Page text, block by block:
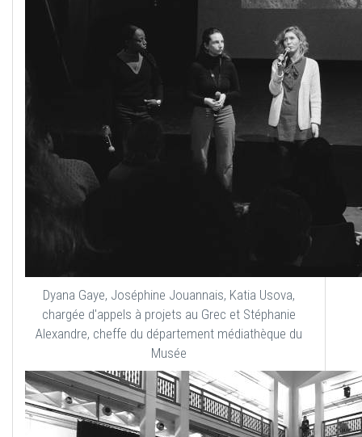
Dyana Gaye, Joséphine Jouannais, Katia Usova,
chargée d'appels à projets au Grec et Stéphanie
Alexandre, cheffe du département médiathèque du
Musée